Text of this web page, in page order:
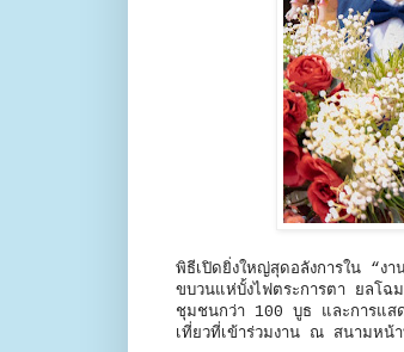
พิธีเปิดยิ่งใหญ่สุดอลังการใน “ง
ขบวนแห่บั้งไฟตระการตา ยลโฉ
ชุมชนกว่า 100 บูธ และการแส
เที่ยวที่เข้าร่วมงาน ณ สนามห